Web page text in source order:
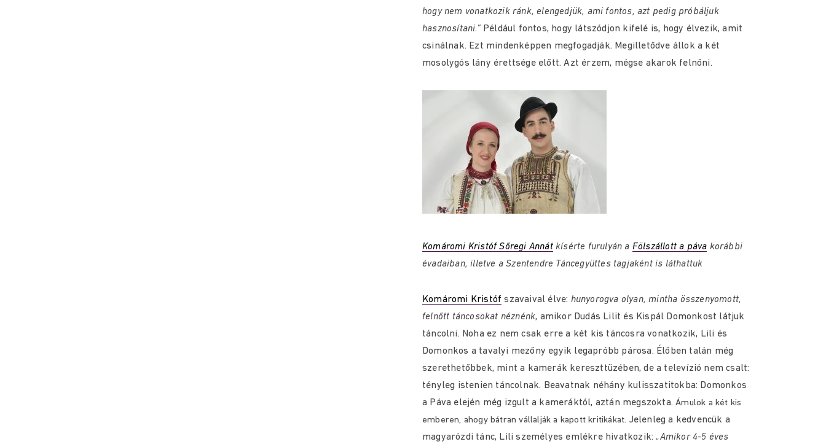
hogy nem vonatkozik ránk, elengedjük, ami fontos, azt pedig próbáljuk
hasznosítani.”Például fontos, hogy látszódjon kifelé is, hogy élvezik, amit
csinálnak. Ezt mindenképpen megfogadják. Megilletődve állok a két
mosolygós lány érettsége előtt. Azt érzem, mégse akarok felnőni.
Komáromi Kristóf Sőregi Annátkísérte furulyán a Fölszállott a páva korábbi
évadaiban, illetve a Szentendre Táncegyüttes tagjaként is láthattuk
Komáromi Kristóf szavaival élve: hunyorogva olyan, mintha összenyomott,
felnőtt táncosokat néznénk, amikor Dudás Lilit és Kispál Domonkost látjuk
táncolni. Noha ez nem csak erre a két kis táncosra vonatkozik, Lili és
Domonkos a tavalyi mezőny egyik legapróbb párosa. Élőben talán még
szerethetőbbek, mint a kamerák kereszttüzében, de a televízió nem csalt:
tényleg istenien táncolnak. Beavatnak néhány kulisszatitokba: Domonkos
a Páva elején még izgult a kameráktól, aztán megszokta.Ámulok a két kis
emberen, ahogy bátran vállalják a kapott kritikákat. Jelenleg a kedvencük a
magyarózdi tánc, Lili személyes emlékre hivatkozik:„Amikor 4-5 éves